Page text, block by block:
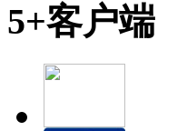
5+客户端